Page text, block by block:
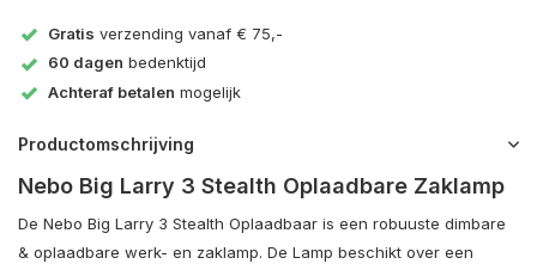
Gratis verzending vanaf € 75,-
60 dagen bedenktijd
Achteraf betalen mogelijk
Productomschrijving
Nebo Big Larry 3 Stealth Oplaadbare Zaklamp
De Nebo Big Larry 3 Stealth Oplaadbaar is een robuuste dimbare
& oplaadbare werk- en zaklamp. De Lamp beschikt over een